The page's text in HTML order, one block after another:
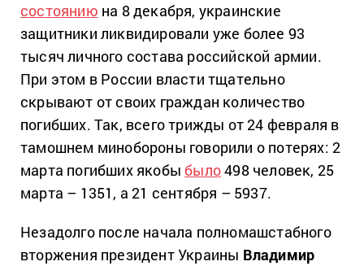
состоянию на 8 декабря, украинские
защитники ликвидировали уже более 93
тысяч личного состава российской армии.
При этом в России власти тщательно
скрывают от своих граждан количество
погибших. Так, всего трижды от 24 февраля в
тамошнем минобороны говорили о потерях: 2
марта погибших якобыбыло498 человек, 25
марта – 1351, а 21 сентября – 5937.
Незадолго после начала полномашстабного
вторжения президент Украины Владимир